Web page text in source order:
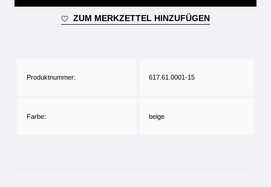
ZUM MERKZETTEL HINZUFÜGEN
Produktnummer: 617.61.0001-15
Farbe: beige